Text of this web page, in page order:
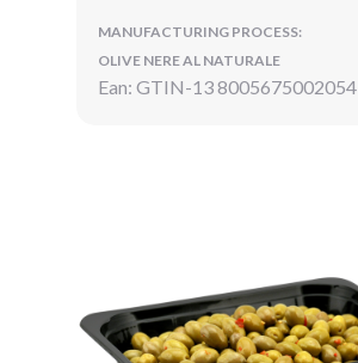
MANUFACTURING PROCESS:
OLIVE NERE AL NATURALE
Ean: GTIN-13 8005675002054